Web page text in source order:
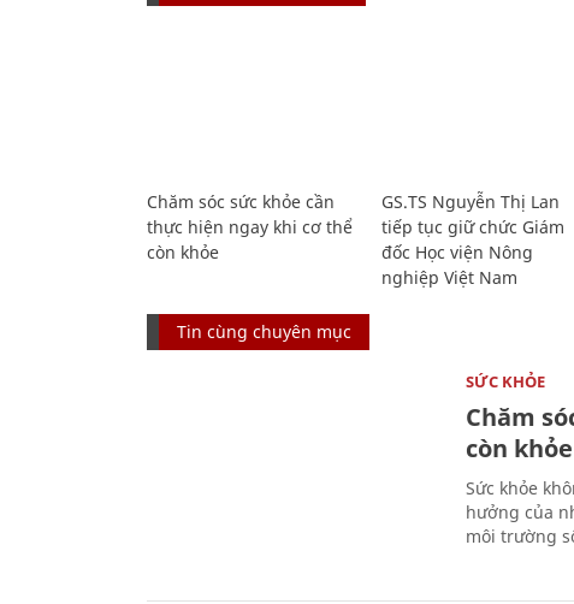
Chăm sóc sức khỏe cần
thực hiện ngay khi cơ thể
còn khỏe
GS.TS Nguyễn Thị Lan
tiếp tục giữ chức Giám
đốc Học viện Nông
nghiệp Việt Nam
Tin cùng chuyên mục
SỨC KHỎE
Chăm
còn khỏe
Sức khỏe
hưởng của
môi trường